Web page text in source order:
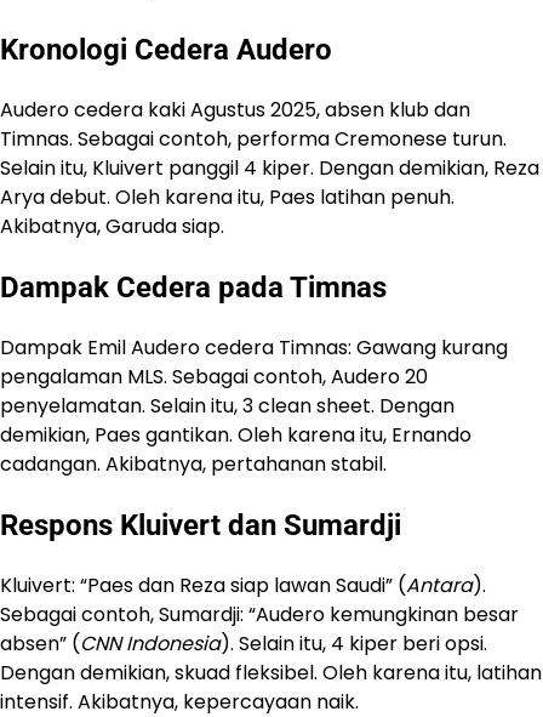
Kronologi Cedera Audero
Audero cedera kaki Agustus 2025, absen klub dan
Timnas. Sebagai contoh, performa Cremonese turun.
Selain itu, Kluivert panggil 4 kiper. Dengan demikian, Reza
Arya debut. Oleh karena itu, Paes latihan penuh.
Akibatnya, Garuda siap.
Dampak Cedera pada Timnas
Dampak Emil Audero cedera Timnas: Gawang kurang
pengalaman MLS. Sebagai contoh, Audero 20
penyelamatan. Selain itu, 3 clean sheet. Dengan
demikian, Paes gantikan. Oleh karena itu, Ernando
cadangan. Akibatnya, pertahanan stabil.
Respons Kluivert dan Sumardji
Kluivert: “Paes dan Reza siap lawan Saudi” (Antara).
Sebagai contoh, Sumardji: “Audero kemungkinan besar
absen” (CNN Indonesia). Selain itu, 4 kiper beri opsi.
Dengan demikian, skuad fleksibel. Oleh karena itu, latihan
intensif. Akibatnya, kepercayaan naik.